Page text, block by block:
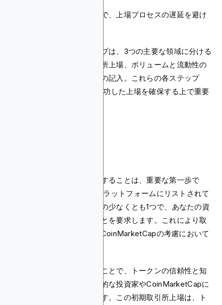
これらのヒントに従うことで、上場プロセスの遅延を避け
トークンを上場するステップは、3つの主要な領域に分ける
ことができます：初期取引所上場、ボリュームと流動性の
管理、リクエストフォームの記入。これらの各ステップ
は、CoinMarketCapでの成功した上場を確保する上で重要
初期取引所での上場を確保することは、重要な第一歩で
す。CoinMarketCapは、プラットフォームにリストされて
いるサポートされた取引所の少なくとも1つで、あなたの資
産が公開取引されていることを要求します。これにより取
引履歴の確立が助けられ、CoinMarketCapの考慮において
有名な取引所に上場されることで、トークンの信頼性と知
名度が大幅に向上し、潜在的な投資家やCoinMarketCapに
とってより魅力的になります。この初期取引所上場は、ト